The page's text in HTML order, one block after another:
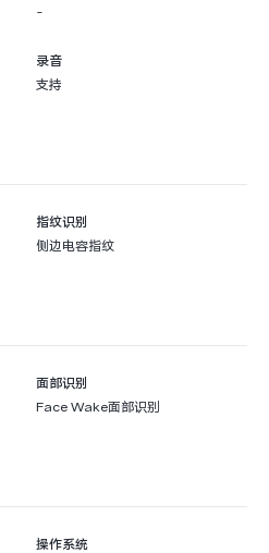
-
录音
支持
指纹识别
侧边电容指纹
面部识别
Face Wake面部识别
操作系统